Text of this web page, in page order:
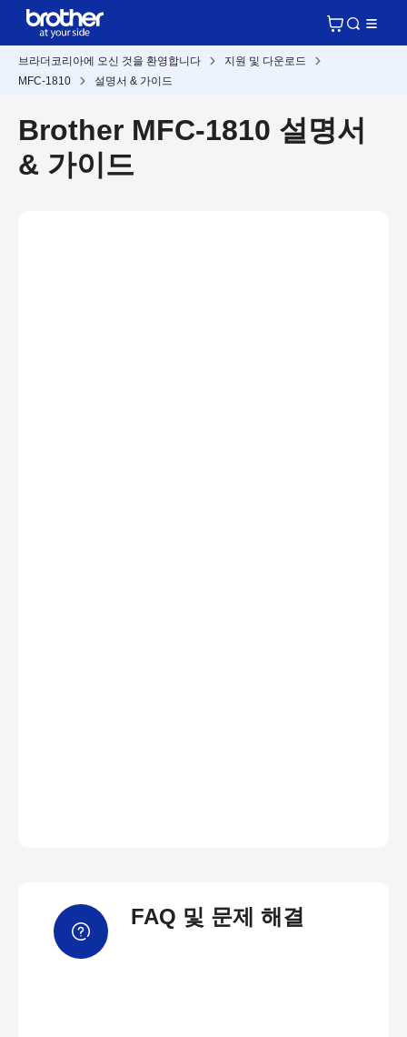
브라더코리아에 오신 것을 환영합니다
지원 및 다운로드
MFC-1810
설명서 & 가이드
Brother MFC-1810 설명서
& 가이드
FAQ 및 문제 해결